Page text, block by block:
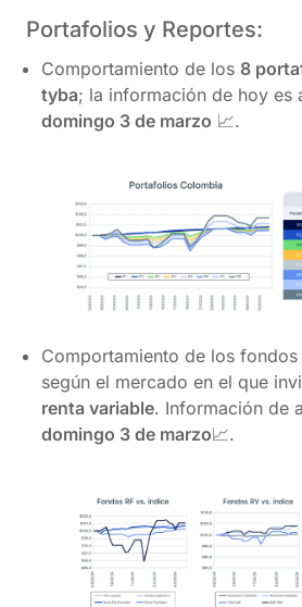
Portafolios y Reportes:
Comportamiento de los 8
tyba; la información de hoy es
domingo 3 de marzo 📈.
Comportamiento de los
según el mercado en el que
renta variable. Información de
domingo 3 de marzo📈.